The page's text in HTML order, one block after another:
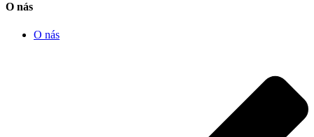
O nás
O nás